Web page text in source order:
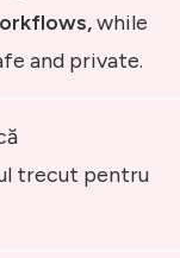
while
and private.
trecut pentru